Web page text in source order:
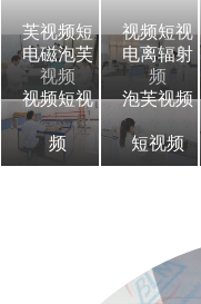
芙视频短
视频
视频短视
频
电磁泡芙
视频短视
频
电离辐射
泡芙视频
短视频